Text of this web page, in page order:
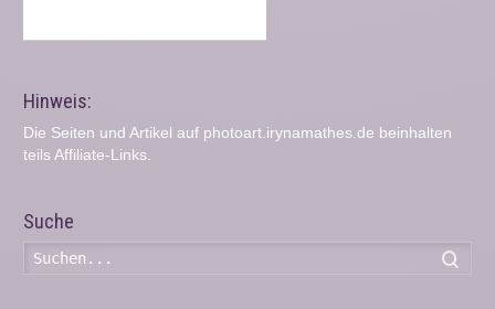
Hinweis:
Die Seiten und Artikel auf photoart.irynamathes.de beinhalten
teils Affiliate-Links.
Suche